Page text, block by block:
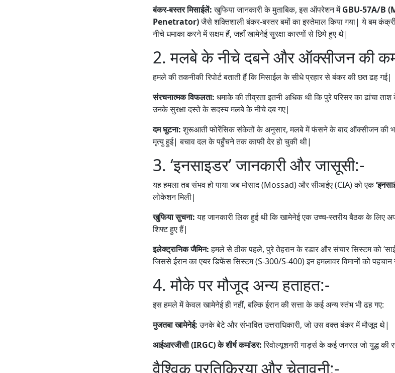
बंकर-बस्तर मिसाईलें:खुफिया जानकारी के मुताबिक, इस ऑपरेशन मेंGBU-57A/B
Penetrator)जैसे शक्तिशाली बंकर-बस्तर बमों का इस्तेमाल किया गया| ये बम
नीचे धमाका करने में सक्षम हैं, जहाँ खामेनेई सुरक्षा कारणों से छिपे हुए थे|
2. मलबे के नीचे दबने और ऑक्सीजन की
हमले की तकनीकी रिपोर्ट बताती हैं कि मिसाईल के सीधे प्रहार से बंकर की छत ढह गई|
संरचनात्मक विफलता: धमाके की तीव्रता इतनी अधिक थी कि पुरे परिसर का ढांचा
उनके सुरक्षा दस्ते के सदस्य मलबे के नीचे दब गए|
दम घुटना:शुरूआती फोरेंसिक संकेतों के अनुसार, मलबे में फंसने के बाद ऑक्सीजन की
मृत्यु हुई| बचाव दल के पहुँचने तक काफी देर हो चुकी थी|
3. ‘इनसाइडर’ जानकारी और जासूसी:-
यह हमला तब संभव हो पाया जब मोसाद (Mossad) और सीआईए (CIA) को एक
लोकेशन मिली|
खुफिया सुचना:यह जानकारी लिक हुई थी कि खामेनेई एक उच्च-स्तरीय बैठक के
शिफ्ट हुए हैं|
इलेक्ट्रानिक जैमिन:हमले से ठीक पहले, पुरे तेहरान के रडार और संचार सिस्टम को
जिससे ईरान का एयर डिफेंस सिस्टम (S-300/S-400) इन हमलावर विमानों को पहचान
4. मौके पर मौजूद अन्य हताहत:-
इस हमले में केवल खामेनेई ही नहीं, बल्कि ईरान की सत्ता के कई अन्य स्तंभ भी ढह गए:
मुजतबा खामेनेई:उनके बेटे और संभावित उत्तराधिकारी, जो उस वक्त बंकर में मौजूद थे|
आईआरजीसी (IRGC) के शीर्ष कमांडर:रिवोल्यूशनरी गार्ड्स के कई जनरल जो युद्ध
वैश्विक प्रतिक्रिया और चेतावनी:-